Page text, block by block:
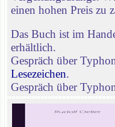
einen hohen Preis zu
Das Buch ist im
erhältlich.
Gespräch über
Lesezeichen.
Gespräch über